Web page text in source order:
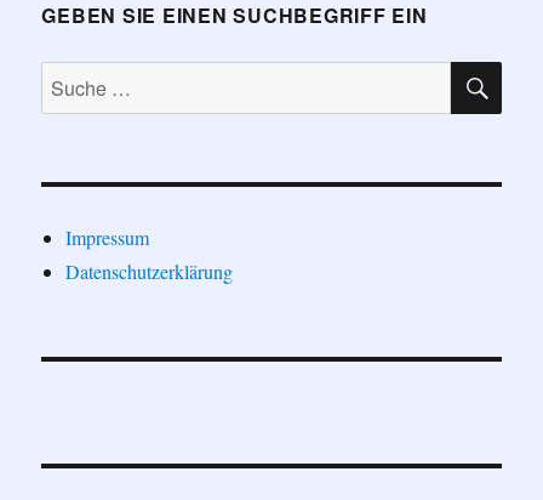
GEBEN SIE EINEN SUCHBEGRIFF EIN
Suche
nach:
Impressum
Datenschutzerklärung